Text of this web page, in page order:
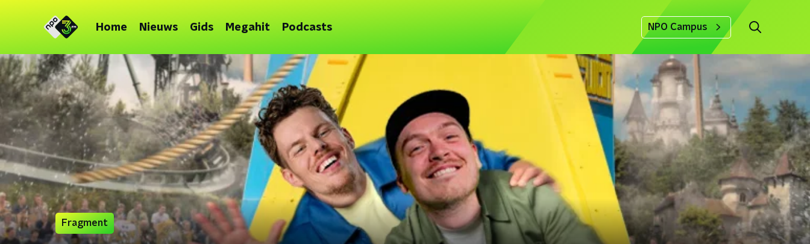
Home Nieuws Gids Megahit Podcasts NPO Campus
Fragment